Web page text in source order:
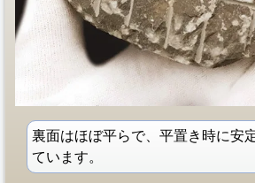
裏面はほぼ平らで、平置き時に安
ています。